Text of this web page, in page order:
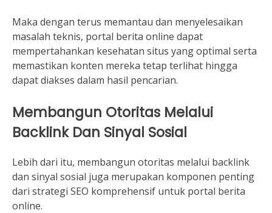
Maka dengan terus memantau dan menyelesaikan
masalah teknis, portal berita online dapat
mempertahankan kesehatan situs yang optimal serta
memastikan konten mereka tetap terlihat hingga
dapat diakses dalam hasil pencarian.
Membangun Otoritas Melalui
Backlink Dan Sinyal Sosial
Lebih dari itu, membangun otoritas melalui backlink
dan sinyal sosial juga merupakan komponen penting
dari strategi SEO komprehensif untuk portal berita
online.